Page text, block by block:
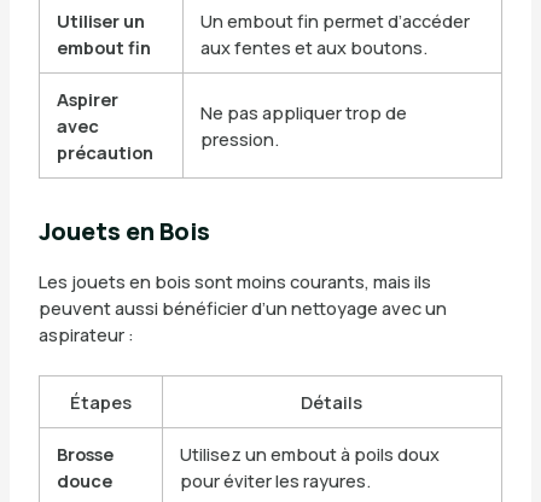
Utiliser un
embout fin
Un embout fin permet d’accéder
aux fentes et aux boutons.
Aspirer
avec
précaution
Ne pas appliquer trop de
pression.
Jouets en Bois
Les jouets en bois sont moins courants, mais ils
peuvent aussi bénéficier d’un nettoyage avec un
aspirateur :
Étapes Détails
Brosse
douce
Utilisez un embout à poils doux
pour éviter les rayures.